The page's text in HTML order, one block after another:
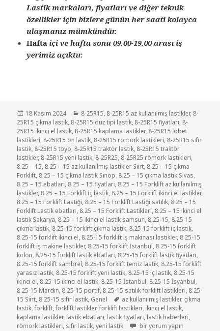
Lastik markaları, fiyatları ve diğer teknik
özellikler için bizlere günün her saati kolayca
ulaşmanız mümkündür.
Hafta içi ve hafta sonu 09.00-19.00 arası iş
yerimiz açıktır.
Yayın
tarihi
18 Kasım 2024 Kategoriler
8-25R15, 8-25R15 az kullanılmış lastikler, 8-
25R15 çıkma lastik, 8-25R15 düz tipi lastik, 8-25R15 fiyatları, 8-
25R15 ikinci el lastik, 8-25R15 kaplama lastikler, 8-25R15 lobet
lastikleri, 8-25R15 ön lastik, 8-25R15 römork lastikleri, 8-25R15 sıfır
lastik, 8-25R15 toyo, 8-25R15 traktör lastik, 8-25R15 traktör
lastikler, 8-25R15 yeni lastik, 8-25R25, 8-25R25 römork lastikleri,
8.25 – 15, 8.25 – 15 az kullanılmış lastikler Siirt, 8.25 – 15 çıkma
Forklift, 8.25 – 15 çıkma lastik Sinop, 8.25 – 15 çıkma lastik Sivas,
8.25 – 15 ebatları, 8.25 – 15 fiyatları, 8.25 – 15 Forklift az kullanılmış
lastikler, 8.25 – 15 Forklift iç lastik, 8.25 – 15 Forklift ikinci el lastikler,
8.25 – 15 Forklift Lastiği, 8.25 – 15 Forklift Lastiği satılık, 8.25 – 15
Forklift Lastik ebatları, 8.25 – 15 Forklift Lastikleri, 8.25 – 15 ikinci el
lastik Sakarya, 8.25 – 15 ikinci el lastik samsun, 8.25-15, 8.25-15
çıkma lastik, 8.25-15 forklift çıkma lastik, 8.25-15 forklift iç lastik,
8.25-15 forklift ikinci el, 8.25-15 forklift iş makinası lastikler, 8.25-15
forklift iş makine lastikler, 8.25-15 forklift İstanbul, 8.25-15 forklift
kolon, 8.25-15 forklift lastik ebatları, 8.25-15 forklift lastik fiyatları,
8.25-15 forklift sambrel, 8.25-15 forklift temiz lastik, 8.25-15 forklift
yarasız lastik, 8.25-15 forklift yeni lastik, 8.25-15 iç lastik, 8.25-15
ikinci el, 8.25-15 ikinci el lastik, 8.25-15 İstanbul, 8.25-15 İsyanbul,
8.25-15 Mardin, 8.25-15 portif, 8.25-15 satılık forklift lastikleri, 8.25-
15 Siirt, 8.25-15 sıfır lastik, Genel Etiketler
az kullanılmış lastikler, çıkma
lastik,forklift,forklift lastikler,forklift lastikleri, ikinci el lastik,
kaplama lastikler, lastik ebatları, lastik fiyatları, lastik haberleri,
römork lastikleri, sıfır lastik,yeni lastik FORKLİFT 8-25-15 ÇIKMA
bir yorum yapın